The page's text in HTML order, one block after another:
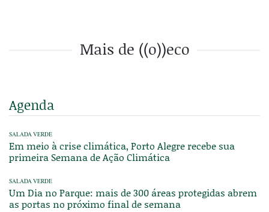
Mais de ((o))eco
Agenda
SALADA VERDE
Em meio à crise climática, Porto Alegre recebe sua
primeira Semana de Ação Climática
SALADA VERDE
Um Dia no Parque: mais de 300 áreas protegidas abrem
as portas no próximo final de semana